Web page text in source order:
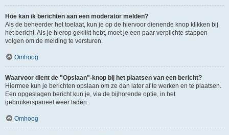
Hoe kan ik berichten aan een moderator melden?
Als de beheerder het toelaat, kun je op de hiervoor dienende knop klikken bij
het bericht. Als je hierop geklikt hebt, moet je een paar verplichte stappen
volgen om de melding te versturen.
Omhoog
Waarvoor dient de "Opslaan"-knop bij het plaatsen van een bericht?
Hiermee kun je berichten opslaan om ze dan later af te werken en te plaatsen.
Een opgeslagen bericht kun je, via de bijhorende optie, in het
gebruikerspaneel weer laden.
Omhoog